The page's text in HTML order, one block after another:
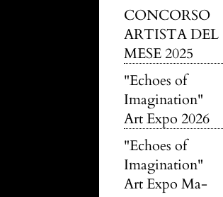
CONCORSO
ARTISTA DEL
MESE 2025
"Echoes of
Imagination"
Art Expo 2026
"Echoes of
Imagination"
Art Expo Ma-